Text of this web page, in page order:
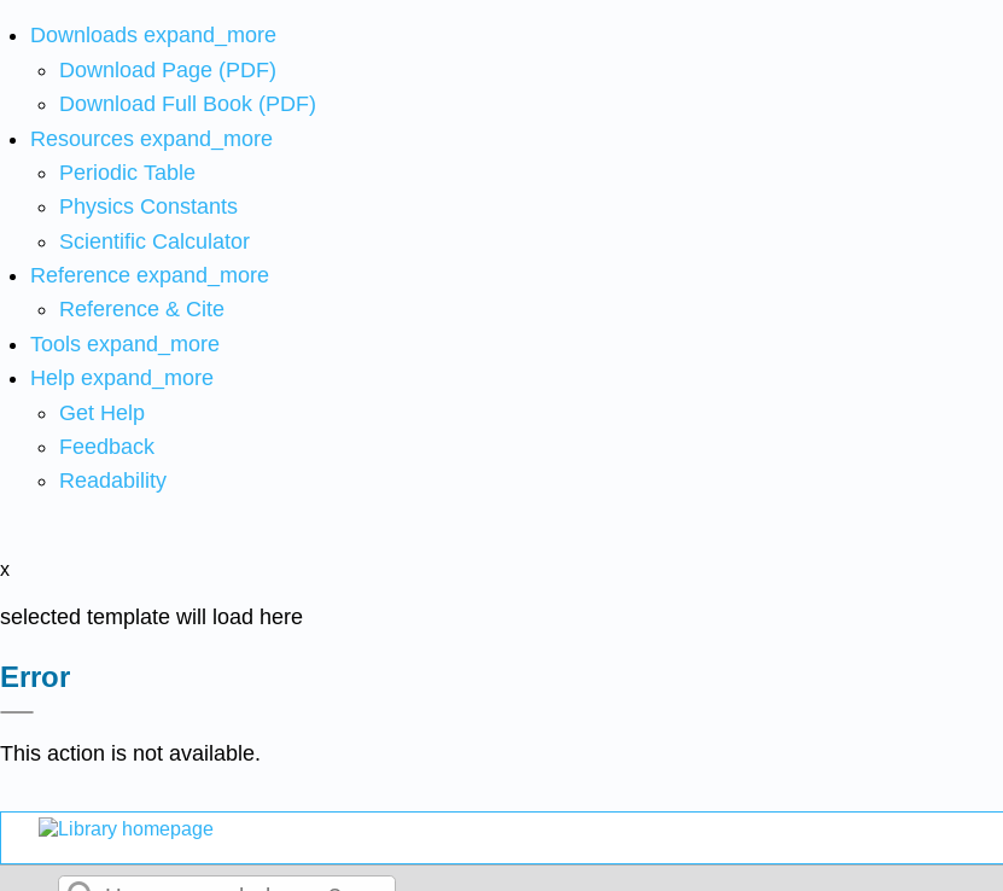
Downloads expand_more
Download Page (PDF)
Download Full Book (PDF)
Resources expand_more
Periodic Table
Physics Constants
Scientific Calculator
Reference expand_more
Reference & Cite
Tools expand_more
Help expand_more
Get Help
Feedback
Readability
x
selected template will load here
Error
This action is not available.